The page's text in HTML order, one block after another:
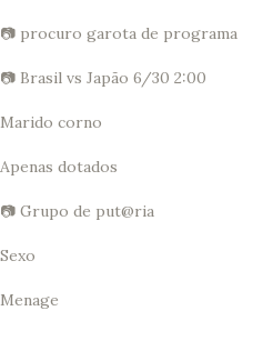
📷 procuro garota de programa
📷 Brasil vs Japão 6/30 2:00
Marido corno
Apenas dotados
📷 Grupo de put@ria
Sexo
Menage